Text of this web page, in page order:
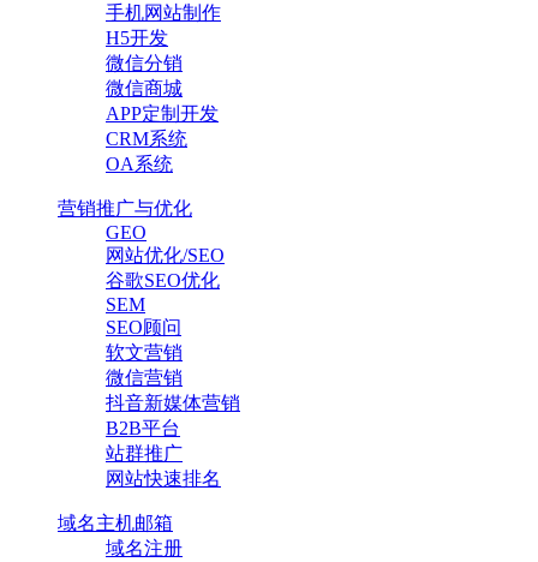
手机网站制作
H5开发
微信分销
微信商城
APP定制开发
CRM系统
OA系统
营销推广与优化
GEO
网站优化/SEO
谷歌SEO优化
SEM
SEO顾问
软文营销
微信营销
抖音新媒体营销
B2B平台
站群推广
网站快速排名
域名主机邮箱
域名注册